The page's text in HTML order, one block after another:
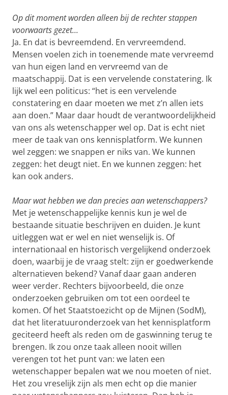
Op dit moment worden alleen bij de rechter stappen
voorwaarts gezet...
Ja. En dat is bevreemdend. En vervreemdend.
Mensen voelen zich in toenemende mate vervreemd
van hun eigen land en vervreemd van de
maatschappij. Dat is een vervelende constatering. Ik
lijk wel een politicus: “het is een vervelende
constatering en daar moeten we met z’n allen iets
aan doen.” Maar daar houdt de verantwoordelijkheid
van ons als wetenschapper wel op. Dat is echt niet
meer de taak van ons kennisplatform. We kunnen
wel zeggen: we snappen er niks van. We kunnen
zeggen: het deugt niet. En we kunnen zeggen: het
kan ook anders.
Maar wat hebben we dan precies aan wetenschappers?
Met je wetenschappelijke kennis kun je wel de
bestaande situatie beschrijven en duiden. Je kunt
uitleggen wat er wel en niet wenselijk is. Of
internationaal en historisch vergelijkend onderzoek
doen, waarbij je de vraag stelt: zijn er goedwerkende
alternatieven bekend? Vanaf daar gaan anderen
weer verder. Rechters bijvoorbeeld, die onze
onderzoeken gebruiken om tot een oordeel te
komen. Of het Staatstoezicht op de Mijnen (SodM),
dat het literatuuronderzoek van het kennisplatform
geciteerd heeft als reden om de gaswinning terug te
brengen. Ik zou onze taak alleen nooit willen
verengen tot het punt van: we laten een
wetenschapper bepalen wat we nou moeten of niet.
Het zou vreselijk zijn als men echt op die manier